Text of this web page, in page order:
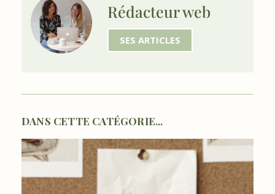
Rédacteur web
SES ARTICLES
DANS CETTE CATÉGORIE...